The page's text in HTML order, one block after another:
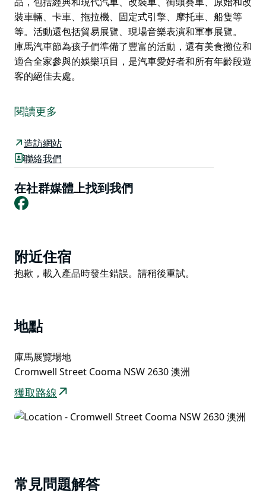
裝車輛、卡車、拖拉機、固定式引擎、摩托車、船隻等
等。活動還包括貿易展覽、現場音樂表演和軍事展覽。
庫馬汽車節為孩子們準備了豐富的活動，還有美食攤位和
適合全家參與的娛樂項目，是汽車愛好者和所有年齡段遊
客的絕佳去處。
月的第一個週末舉行。
深刻的車輛、機械和紀念品展覽來慶祝汽車的方方面面。
遊客可以欣賞到各種各樣的展品，包括經典和現代汽車、
改裝車、街頭賽車、原始和改裝車輛、卡車、拖拉機、固
定式引擎、摩托車、船隻等等。活動還包括貿易展覽、現
場音樂表演和軍事展覽。
客的絕佳去處。
閱讀更多
造訪網站
聯絡我們
在社群媒體上找到我們
Facebook
Product
List
附近住宿
Product
抱歉，載入產品時發生錯誤。請稍後重試。
地點
庫馬展覽場地
Cromwell Street Cooma NSW 2630 澳洲
獲取路線
常見問題解答